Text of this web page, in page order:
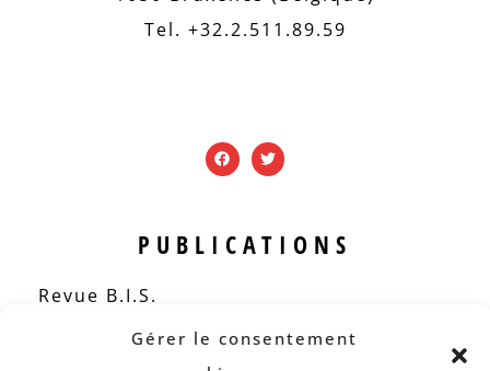
Gérer le consentement
Tel. +32.2.511.89.59
PUBLICATIONS
Revue B.I.S.
Rapports et analyses